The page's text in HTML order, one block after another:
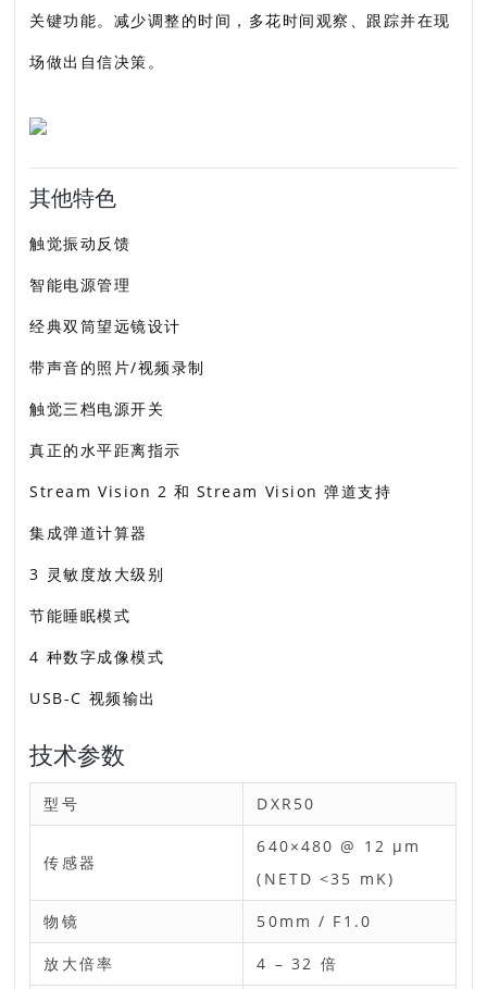
关键功能。减少调整的时间，多花时间观察、跟踪并在现
场做出自信决策。
其他特色
触觉振动反馈
智能电源管理
经典双筒望远镜设计
带声音的照片/视频录制
触觉三档电源开关
真正的水平距离指示
Stream Vision 2 和 Stream Vision 弹道支持
集成弹道计算器
3 灵敏度放大级别
节能睡眠模式
4 种数字成像模式
USB-C 视频输出
技术参数
型号 DXR50
传感器
640×480 @ 12 µm
(NETD <35 mK)
物镜 50mm / F1.0
放大倍率 4 – 32 倍